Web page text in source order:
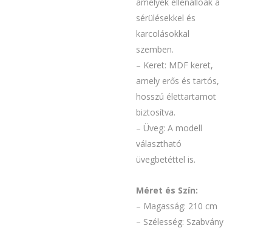
sérülésekkel és
karcolásokkal
szemben.
– Keret: MDF keret,
amely erős és tartós,
hosszú élettartamot
biztosítva.
– Üveg: A modell
választható
üvegbetéttel is.
Méret és Szín:
– Magasság: 210 cm
– Szélesség: Szabvány